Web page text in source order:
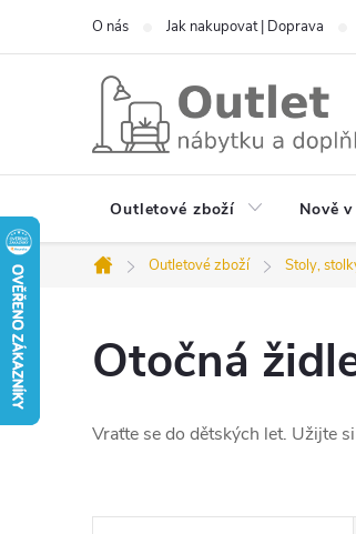
O nás Jak nakupovat | Doprava
Outletové zboží Nově
Domů
Outletové zboží Stoly,
Otočná
Vraťte se do dětských let. Užijte